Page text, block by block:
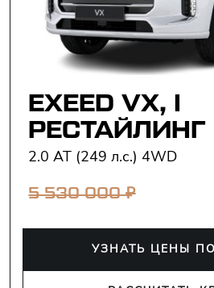
EXEED VX, I
РЕСТАЙЛИНГ
2.0 AT (249 л.с.) 4WD
5 530 000₽
УЗНАТЬ ЦЕНЫ